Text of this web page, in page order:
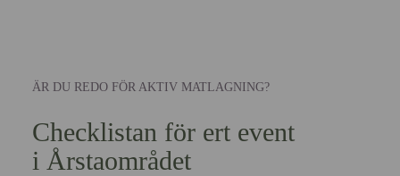
ÄR DU REDO FÖR AKTIV MATLAGNING?
Checklistan för ert event
i Årstaområdet